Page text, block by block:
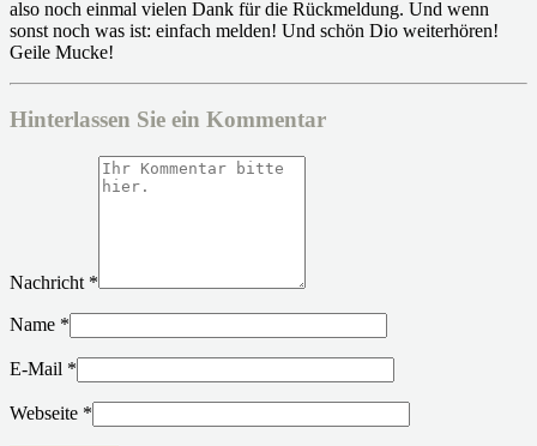
also noch einmal vielen Dank für die Rückmeldung. Und wenn
sonst noch was ist: einfach melden! Und schön Dio weiterhören!
Geile Mucke!
Hinterlassen Sie ein Kommentar
Nachricht *
Name *
E-Mail *
Webseite *